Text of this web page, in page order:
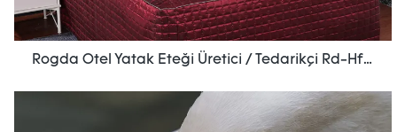
Rogda Otel Yatak Eteği Üretici / Tedarikçi Rd-Hf-006